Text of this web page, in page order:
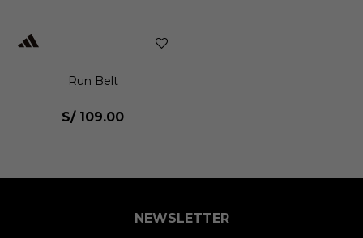
Run Belt
S/ 109.00
NEWSLETTER